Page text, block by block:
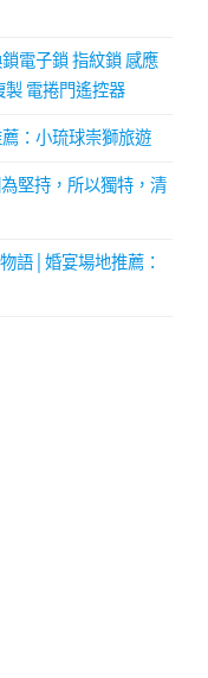
電子鎖 指紋鎖 感應
製 電捲門遙控器
：小琉球崇獅旅遊
堅持，所以獨特，清
語│婚宴場地推薦：